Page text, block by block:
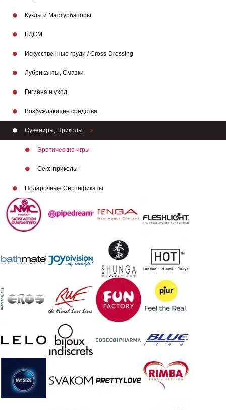
Куклы и Мастурбаторы
БДСМ
Искусственные груди / Cross-Dressing
Лубриканты, Смазки
Гигиена и уход
Возбуждающие средства
Сувениры, Приколы
Эротические игры
Секс-приколы
Подарочные Сертификаты